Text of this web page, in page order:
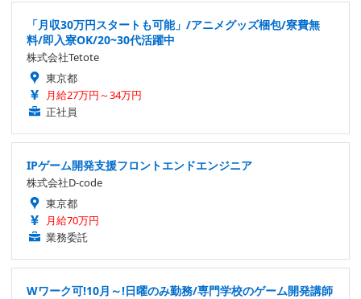
「月収30万円スタートも可能」/アニメグッズ梱包/寮費無
料/即入寮OK/20~30代活躍中
株式会社Tetote
東京都
月給27万円～34万円
正社員
IPゲーム開発支援フロントエンドエンジニア
株式会社D-code
東京都
月給70万円
業務委託
Wワーク可!10月～!日曜のみ勤務/専門学校のゲーム開発講師